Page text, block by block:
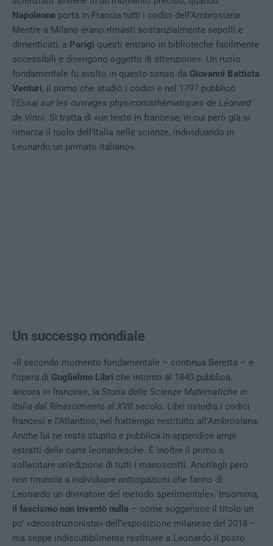
Napoleone porta in Francia tutti i codici dell’Ambrosiana.
Mentre a Milano erano rimasti sostanzialmente sepolti e
dimenticati, a Parigi questi entrano in biblioteche facilmente
accessibili e divengono oggetto di attenzione». Un ruolo
fondamentale fu svolto in questo senso da Giovanni Battista
Venturi, il primo che studiò i codici e nel 1797 pubblicò
l’Essai sur les ouvrages physicomathématiques de Léonard
de Vinci . Si tratta di «un testo in francese, in cui però già si
rimarca il ruolo dell’Italia nelle scienze, individuando in
Leonardo un primato italiano».
Un successo mondiale
«Il secondo momento fondamentale – continua Beretta – è
l’opera di Guglielmo Libri che intorno al 1840 pubblica,
ancora in francese, la Storia delle Scienze Matematiche in
Italia dal Rinascimento al XVII secolo . Libri ristudia i codici
francesi e l’Atlantico, nel frattempo restituito all’Ambrosiana.
Anche lui ne resta stupito e pubblica in appendice ampi
estratti delle carte leonardesche. È inoltre il primo a
sollecitare un’edizione di tutti i manoscritti. Anch’egli però
non rinuncia a individuare anticipazioni che fanno di
Leonardo un divinatore del metodo sperimentale». Insomma,
il fascismo non inventò nulla – come suggerisce il titolo un
po’ «decostruzionista» dell’esposizione milanese del 2018 –
ma seppe indiscutibilmente restituire a Leonardo il posto